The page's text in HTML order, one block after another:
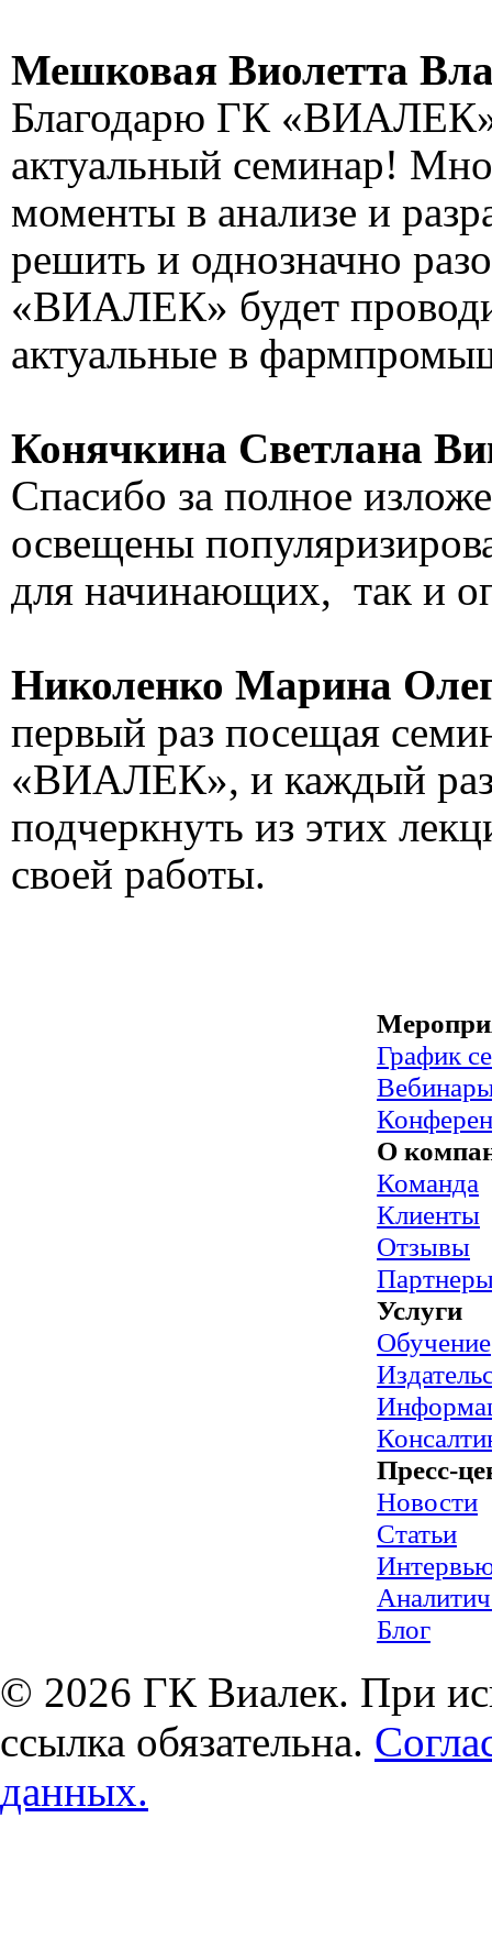
Мешковая Виолетта
Благодарю ГК «ВИАЛЕК»
актуальный семинар!
моменты в анализе и
решить и однозначно
«ВИАЛЕК» будет
актуальные в
Конячкина Светлана
Спасибо за полное
освещены
для начинающих, так и
Николенко Марина
первый раз посещая
«ВИАЛЕК», и каждый раз
подчеркнуть из этих
своей работы.
График
О
Команда
Клиенты
Отзывы
Услуги
Обучение
Пресс-
Новости
Статьи
Блог
© 2026 ГК Виалек. При
ссылка обязательна.
данных.